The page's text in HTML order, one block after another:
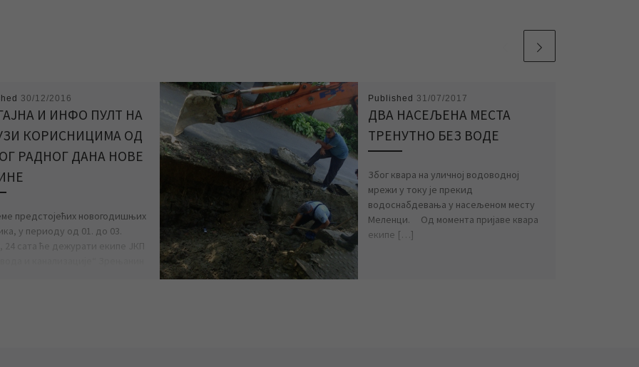
30/12/2016
И ИНФО ПУЛТ НА
КОРИСНИЦИМА ОД
РАДНОГ ДАНА НОВЕ
предстојећих новогодишњих
у периоду од 01. до 03.
24 сата ће дежурати екипе ЈКП
Published 31/07/2017
ДВА НАСЕЉЕНА МЕСТА
ТРЕНУТНО БЕЗ ВОДЕ
Због квара на уличној водоводној
мрежи у току је прекид
водоснабдевања у насељеном месту
Меленци. Од момента пријаве квара
екипе […]